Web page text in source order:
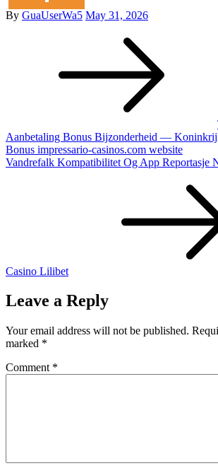
By GuaUserWa5Posted
May 31, 2026
Aanbetaling Bonus Bijzonderheid —
Bonus impressario-casinos.com website
Vandrefalk Kompatibilitet Og App Reportasje
Casino Lilibet
Leave a Reply
Your email address will not be published.
marked *
Comment *